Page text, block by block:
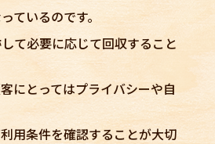
ているのです。
て必要に応じて回収すること
にとってはプライバシーや自
用条件を確認することが大切